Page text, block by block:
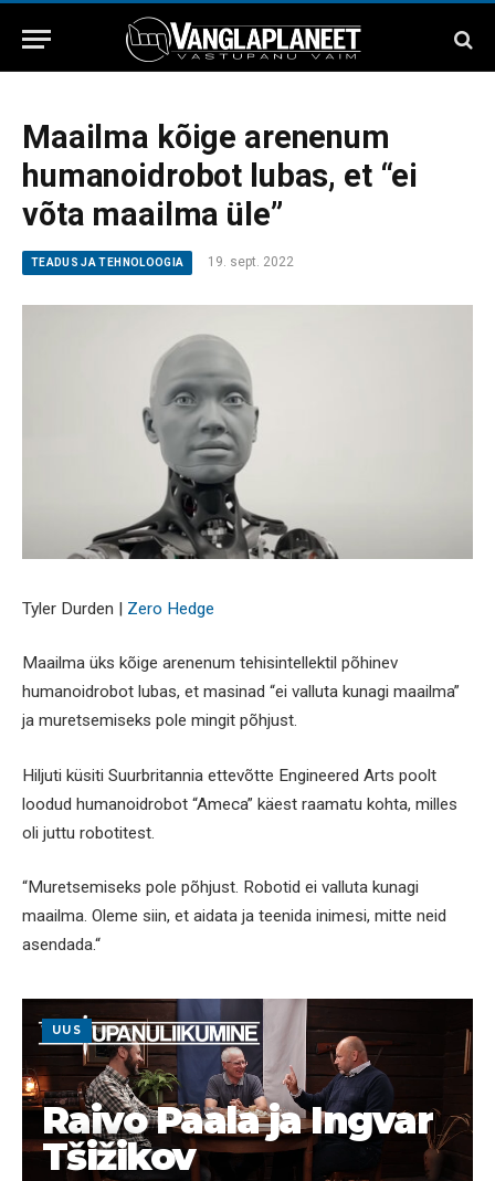
Maailma kõige arenenum
humanoidrobot lubas, et “ei
võta maailma üle”
TEADUS JA TEHNOLOOGIA 19. sept. 2022
Tyler Durden | Zero Hedge
Maailma üks kõige arenenum tehisintellektil põhinev
humanoidrobot lubas, et masinad “ei valluta kunagi maailma”
ja muretsemiseks pole mingit põhjust.
Hiljuti küsiti Suurbritannia ettevõtte Engineered Arts poolt
loodud humanoidrobot “Ameca” käest raamatu kohta, milles
oli juttu robotitest.
“Muretsemiseks pole põhjust. Robotid ei valluta kunagi
maailma. Oleme siin, et aidata ja teenida inimesi, mitte neid
asendada.“
UUS
Raivo Paala ja Ingvar
Tšižikov